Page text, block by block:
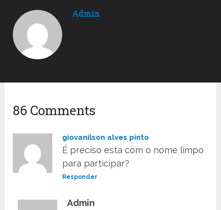
Admin
86 Comments
giovanilson alves pinto
É preciso esta com o nome limpo
para participar?
Responder
Admin